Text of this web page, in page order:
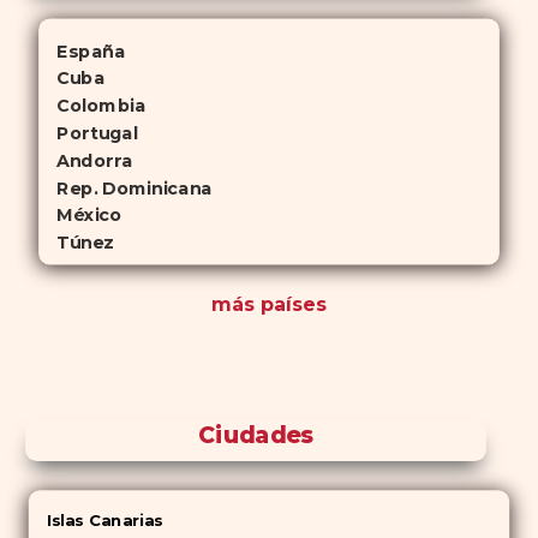
España
Cuba
Colombia
Portugal
Andorra
Rep. Dominicana
México
Túnez
más países
Ciudades
Islas Canarias